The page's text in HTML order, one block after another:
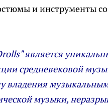
и инструменты
является
средневековой
владения
музыки,